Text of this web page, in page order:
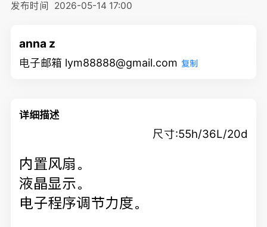
发布时间 2026-05-14 17:00
anna z
电子邮箱 lym88888@gmail.com 复制
详细描述
尺寸:55h/36L/20d
内置风扇。
液晶显示。
电子程序调节力度。